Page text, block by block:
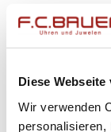
Diese
Wir verwenden
personalisieren,
bis zu